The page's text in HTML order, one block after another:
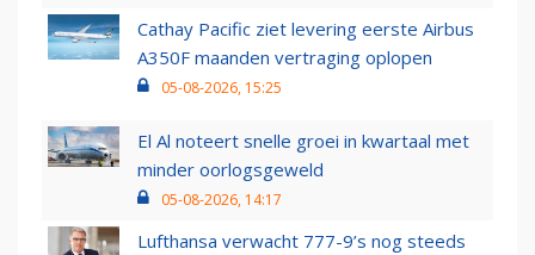
Cathay Pacific ziet levering eerste Airbus
A350F maanden vertraging oplopen
05-08-2026, 15:25
El Al noteert snelle groei in kwartaal met
minder oorlogsgeweld
05-08-2026, 14:17
Lufthansa verwacht 777-9’s nog steeds